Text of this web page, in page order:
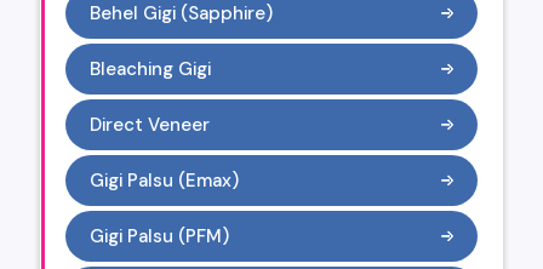
Behel Gigi (Sapphire)
Bleaching Gigi
Direct Veneer
Gigi Palsu (Emax)
Gigi Palsu (PFM)